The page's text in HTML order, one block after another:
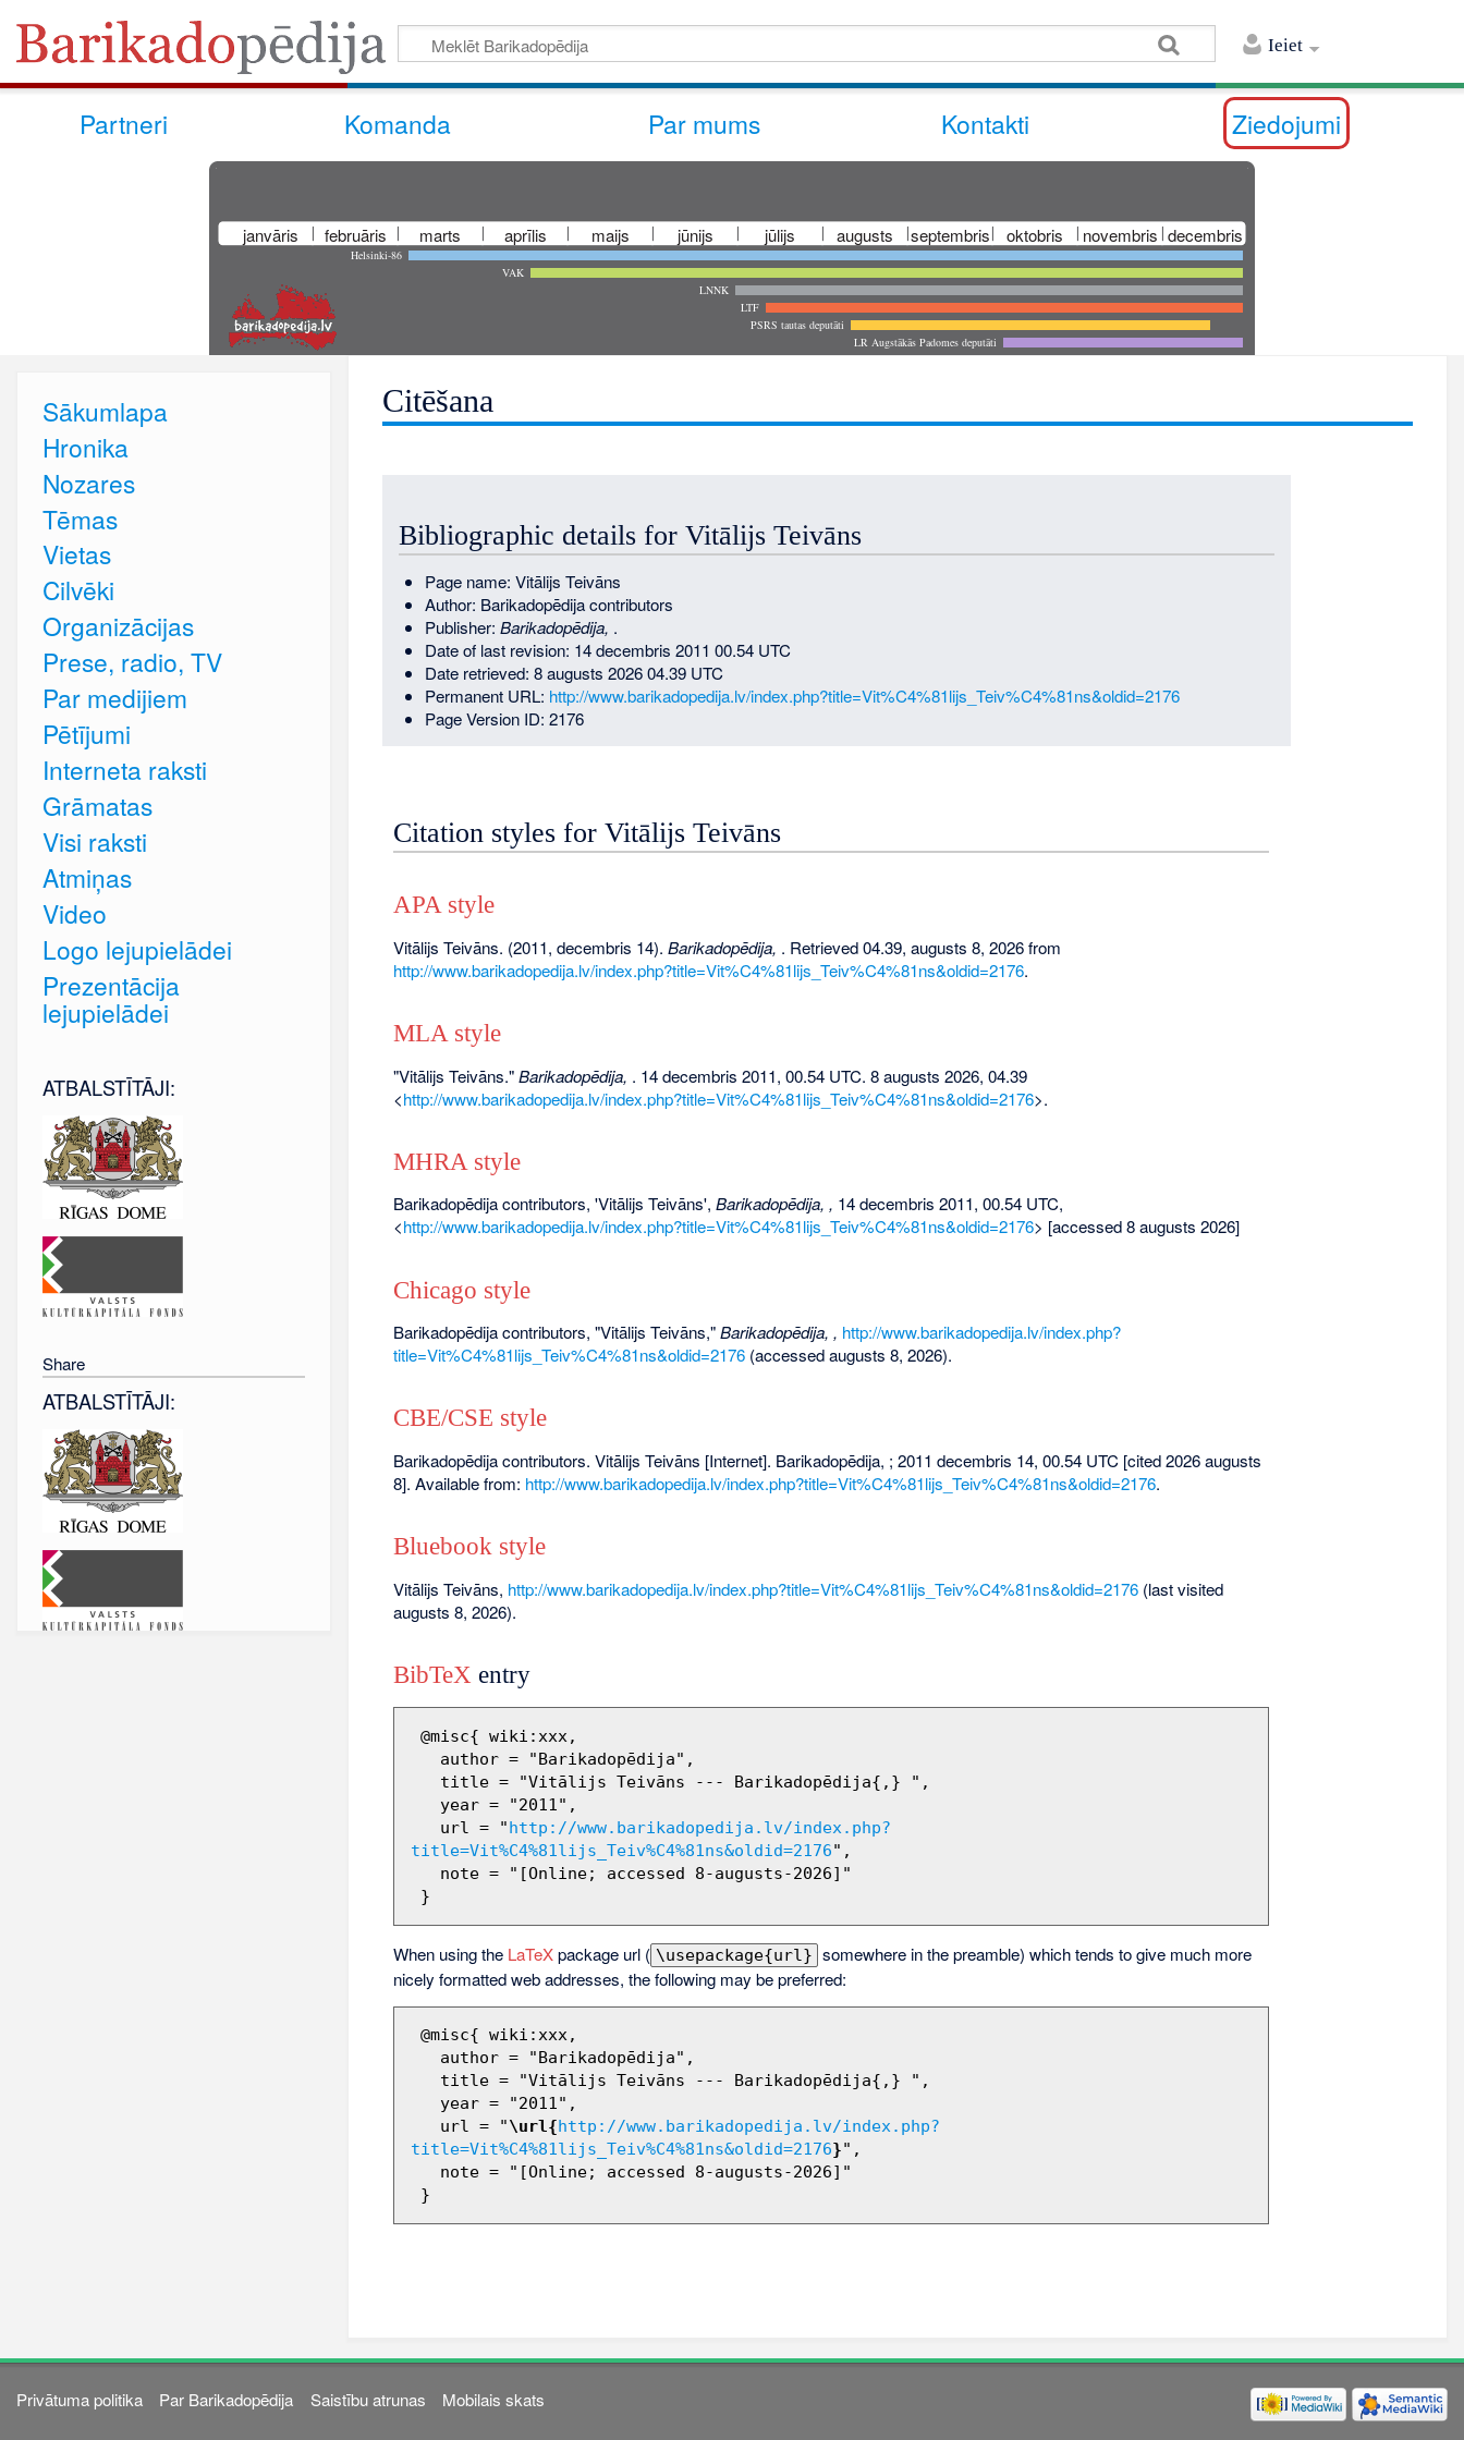
Ieiet
Partneri Komanda Par mums Kontakti Ziedojumi
janvāris februāris marts aprīlis maijs jūnijs jūlijs augusts septembris oktobris novembris decembris
Helsinki-86
VAK
LNNK
LTF
PSRS tautas deputāti
LR Augstākās Padomes deputāti
Citēšana
Bibliographic details for Vitālijs Teivāns
Page name: Vitālijs Teivāns
Author: Barikadopēdija contributors
Publisher: Barikadopēdija, .
Date of last revision: 14 decembris 2011 00.54 UTC
Date retrieved: 8 augusts 2026 04.39 UTC
Permanent URL: http://www.barikadopedija.lv/index.php?title=Vit%C4%81lijs_Teiv%C4%81ns&oldid=2176
Page Version ID: 2176
Citation styles for Vitālijs Teivāns
APA style
Vitālijs Teivāns. (2011, decembris 14). Barikadopēdija, . Retrieved 04.39, augusts 8, 2026 from
http://www.barikadopedija.lv/index.php?title=Vit%C4%81lijs_Teiv%C4%81ns&oldid=2176.
MLA style
"Vitālijs Teivāns."Barikadopēdija, . 14 decembris 2011, 00.54 UTC. 8 augusts 2026, 04.39
<http://www.barikadopedija.lv/index.php?title=Vit%C4%81lijs_Teiv%C4%81ns&oldid=2176>.
MHRA style
Barikadopēdija contributors, 'Vitālijs Teivāns', Barikadopēdija, , 14 decembris 2011, 00.54 UTC,
<http://www.barikadopedija.lv/index.php?title=Vit%C4%81lijs_Teiv%C4%81ns&oldid=2176> [accessed 8 augusts 2026]
Chicago style
Barikadopēdija contributors, "Vitālijs Teivāns,"Barikadopēdija, , http://www.barikadopedija.lv/index.php?
title=Vit%C4%81lijs_Teiv%C4%81ns&oldid=2176(accessed augusts 8, 2026).
CBE/CSE style
Barikadopēdija contributors. Vitālijs Teivāns [Internet]. Barikadopēdija, ; 2011 decembris 14, 00.54 UTC [cited 2026 augusts
8]. Available from: http://www.barikadopedija.lv/index.php?title=Vit%C4%81lijs_Teiv%C4%81ns&oldid=2176.
Bluebook style
Vitālijs Teivāns, http://www.barikadopedija.lv/index.php?title=Vit%C4%81lijs_Teiv%C4%81ns&oldid=2176(last visited
augusts 8, 2026).
BibTeX entry
   url = "
http://www.barikadopedija.lv/index.php?
title=Vit%C4%81lijs_Teiv%C4%81ns&oldid=2176",
When using the LaTeXpackage url ( \usepackage{url} somewhere in the preamble) which tends to give much more
nicely formatted web addresses, the following may be preferred:
   url = "
\url{http://www.barikadopedija.lv/index.php?
title=Vit%C4%81lijs_Teiv%C4%81ns&oldid=2176}",
Sākumlapa
Hronika
Nozares
Tēmas
Vietas
Cilvēki
Organizācijas
Prese, radio, TV
Par medijiem
Pētījumi
Interneta raksti
Grāmatas
Visi raksti
Atmiņas
Video
Logo lejupielādei
Prezentācija
lejupielādei
ATBALSTĪTĀJI:
Share
ATBALSTĪTĀJI:
Privātuma politika Par Barikadopēdija Saistību atrunas Mobilais skats